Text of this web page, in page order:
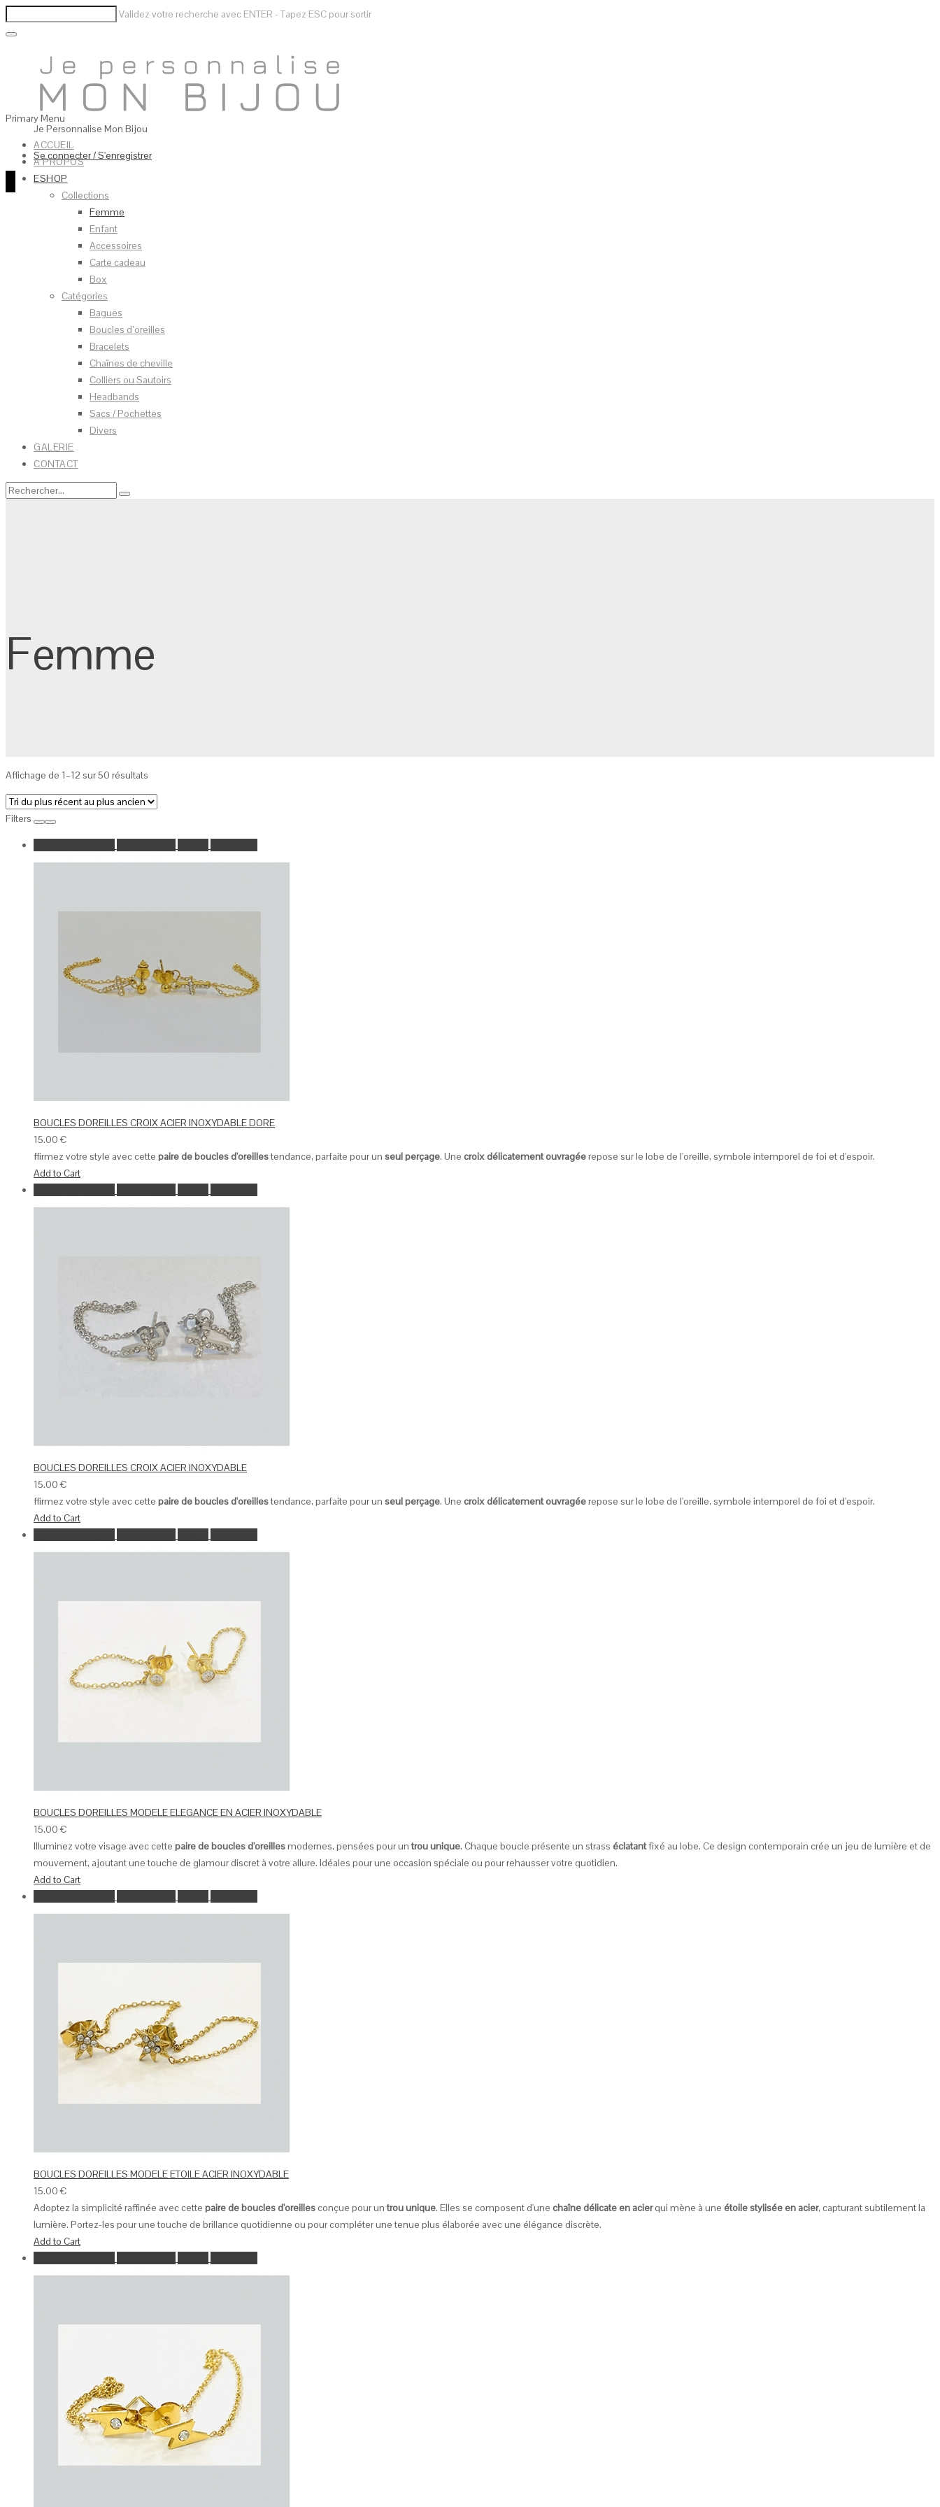
Validez votre recherche avec ENTER - Tapez ESC pour sortir
Je Personnalise Mon Bijou
Se connecter / S'enregistrer
Primary Menu
ACCUEIL
A PROPOS
ESHOP
Collections
Femme
Enfant
Accessoires
Carte cadeau
Box
Catégories
Bagues
Boucles d’oreilles
Bracelets
Chaînes de cheville
Colliers ou Sautoirs
Headbands
Sacs / Pochettes
Divers
GALERIE
CONTACT
Femme
Affichage de 1–12 sur 50 résultats
Filters
BOUCLES DOREILLES CROIX ACIER INOXYDABLE DORE
15.00€
ffirmez votre style avec cette paire de boucles d'oreillestendance, parfaite pour un seul perçage. Une croix délicatement ouvragéerepose sur le lobe de l'oreille, symbole intemporel de foi et d'espoir.
Add to Cart
BOUCLES DOREILLES CROIX ACIER INOXYDABLE
15.00€
ffirmez votre style avec cette paire de boucles d'oreillestendance, parfaite pour un seul perçage. Une croix délicatement ouvragéerepose sur le lobe de l'oreille, symbole intemporel de foi et d'espoir.
Add to Cart
BOUCLES DOREILLES MODELE ELEGANCE EN ACIER INOXYDABLE
15.00€
Illuminez votre visage avec cette paire de boucles d'oreillesmodernes, pensées pour untrou unique. Chaque boucle présente un strass éclatantfixé au lobe. Ce design contemporain crée un jeu de lumière et de
mouvement, ajoutant une touche de glamour discret à votre allure. Idéales pour une occasion spéciale ou pour rehausser votre quotidien.
Add to Cart
BOUCLES DOREILLES MODELE ETOILE ACIER INOXYDABLE
15.00€
Adoptez la simplicité raffinée avec cette paire de boucles d'oreillesconçue pour untrou unique. Elles se composent d'une chaîne délicate en acierqui mène à une étoile stylisée en acier, capturant subtilement la
lumière. Portez-les pour une touche de brillance quotidienne ou pour compléter une tenue plus élaborée avec une élégance discrète.
Add to Cart